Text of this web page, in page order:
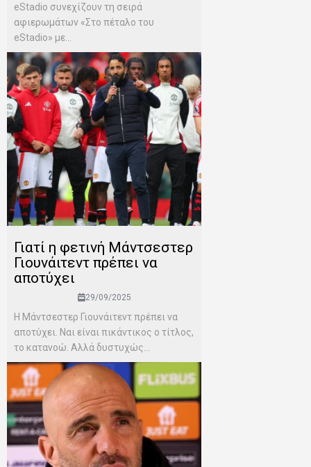
eStadio συνεχίζουν τη σειρά
αφιερωμάτων «Στο πέταλο του
eStadio» με...
Γιατί η φετινή Μάντσεστερ
Γιουνάιτεντ πρέπει να
αποτύχει
29/09/2025
Η Μάντσεστερ Γιουνάιτεντ πρέπει να
αποτύχει. Ναι είναι πικάντικος ο τίτλος,
το κατανοώ. Αλλά δυστυχώς...